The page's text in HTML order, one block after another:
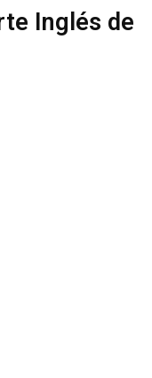
Inglés de